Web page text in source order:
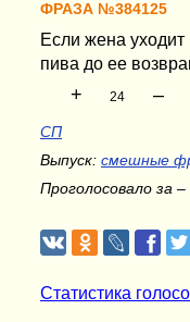
ФРАЗА №384125
Если жена
пива до ее
+ 24 –
СП
Выпуск: смешные
Проголосовало за
Статистика